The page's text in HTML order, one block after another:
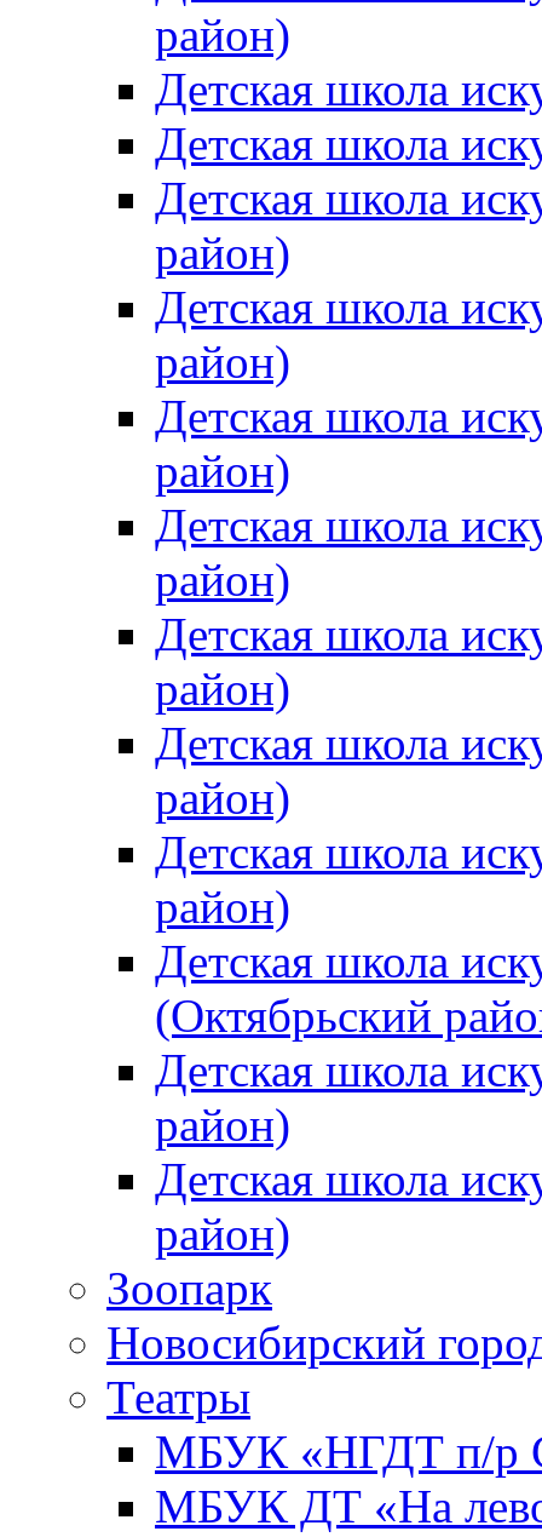
район)
Детская школа
Детская школа
Детская школа
район)
Детская школа
район)
Детская школа
район)
Детская школа
район)
Детская школа
район)
Детская школа
район)
Детская школа
район)
Детская школа
(Октябрьский
Детская школа
район)
Детская школа
район)
Зоопарк
Новосибирский
Театры
МБУК «НГДТ п/р
МБУК ДТ «На